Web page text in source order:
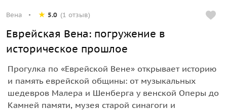
Вена 5.0 (1 отзыв)
Еврейская Вена: погружение в
историческое прошлое
Прогулка по «Еврейской Вене» открывает историю
и память еврейской общины: от музыкальных
шедевров Малера и Шенберга у венской Оперы до
Камней памяти, музея старой синагоги и